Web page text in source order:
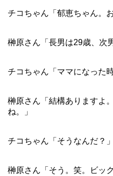
チコちゃん「郁恵ちゃん。
榊原さん「長男は29歳、次
チコちゃん「ママになった
榊原さん「結構ありますよ
ね。」
チコちゃん「そうなんだ？」
榊原さん「そう。笑。ビッ